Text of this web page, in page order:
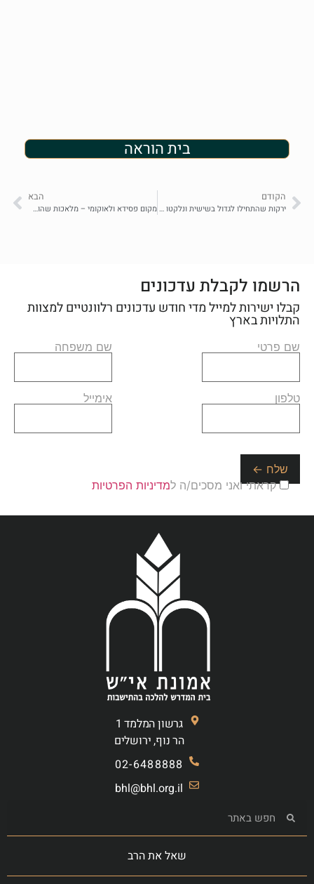
בית הוראה
הקודם
ירקות שהתחילו לגדול בשישית ונלקטו בשביעית, האם יש בהם איסור ספיחין?
הבא
מקום פסידא ולאוקומי – מלאכות שהותרו בשביעית
הרשמו לקבלת עדכונים
קבלו ישירות למייל מדי חודש עדכונים רלוונטיים למצוות
התלויות בארץ
שם פרטי שם משפחה
טלפון אימייל
קראתי ואני מסכים/ה למדיניות הפרטיות
גרשון המלמד 1
הר נוף, ירושלים
02-6488888
bhl@bhl.org.il
שאל את הרב